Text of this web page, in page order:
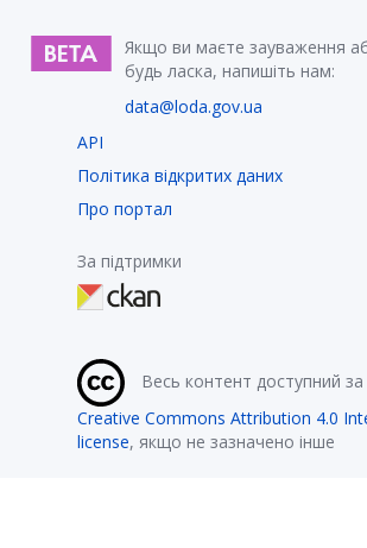
Якщо ви маєте зауваження
будь ласка, напишіть нам:
data@loda.gov.ua
API
Політика відкритих даних
Про портал
За підтримки
Весь контент доступний за
Creative Commons Attribution 4.0
license, якщо не зазначено інше